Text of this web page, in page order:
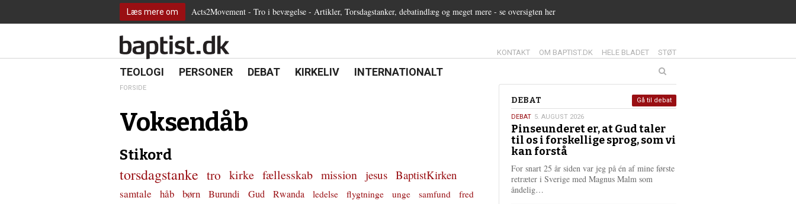
gå
for
6.0:
Internationalt
Læs mere om Acts2Movement - Tro i bevægelse - Artikler, Torsdagstanker, debatindlæg og meget mere - se oversigten her
13.0:
KONTAKT 14.0:
OM BAPTIST.DK 15.0:
HELE BLADET 16.0:
STØT
18.0:
TEOLOGI 19.0:
PERSONER 20.0:
DEBAT 21.0:
KIRKELIV 22.0:
INTERNATIONALT
FORSIDE
Voksendåb
Stikord
torsdagstanke tro kirke fællesskab mission jesus BaptistKirken
samtale håb børn Burundi Gud Rwanda ledelse flygtninge unge samfund
fred
Debat
DEBAT
5.
august
2026
DEBAT 5. AUGUST 2026
Pinseunderet er, at Gud taler
til os i forskellige sprog, som vi
kan forstå
For snart 25 år siden var jeg på én af mine første
retræter i Sverige med Magnus Malm som
åndelig…
Gå til debat